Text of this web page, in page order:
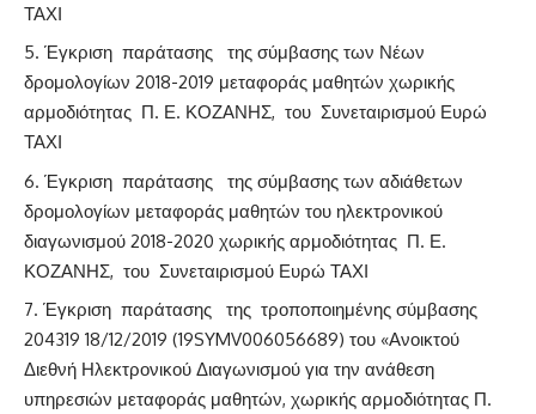
ΤΑΧΙ
Έγκριση παράτασης της σύμβασης των Νέων
δρομολογίων 2018-2019 μεταφοράς μαθητών χωρικής
αρμοδιότητας Π. Ε. ΚΟΖΑΝΗΣ, του Συνεταιρισμού Ευρώ
ΤΑΧΙ
Έγκριση παράτασης της σύμβασης των αδιάθετων
δρομολογίων μεταφοράς μαθητών του ηλεκτρονικού
διαγωνισμού 2018-2020 χωρικής αρμοδιότητας Π. Ε.
ΚΟΖΑΝΗΣ, του Συνεταιρισμού Ευρώ ΤΑΧΙ
Έγκριση παράτασης της τροποποιημένης σύμβασης
204319 18/12/2019 (19SYMV006056689) του «Ανοικτού
Διεθνή Ηλεκτρονικού Διαγωνισμού για την ανάθεση
υπηρεσιών μεταφοράς μαθητών, χωρικής αρμοδιότητας Π.